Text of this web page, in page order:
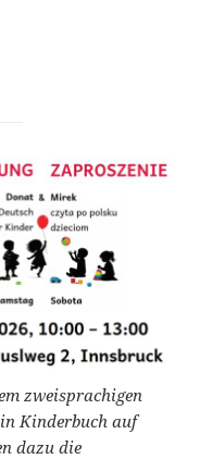
zweisprachigen
Kinderbuch auf
dazu die